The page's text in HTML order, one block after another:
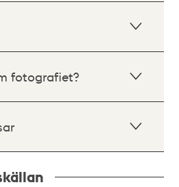
fotografiet?